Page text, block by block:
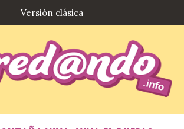
Versión clásica